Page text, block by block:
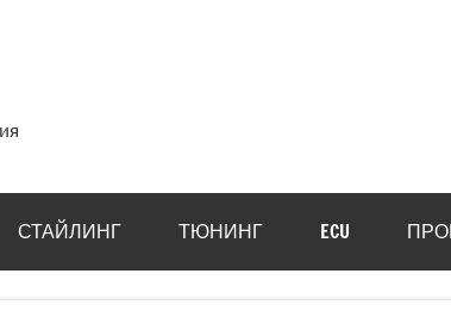
СТАЙЛИНГ ТЮНИНГ ECU